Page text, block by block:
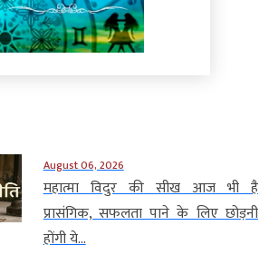
August 06, 2026
महात्मा विदुर की सीख आज भी है
प्रासंगिक, सफलता पाने के लिए छोड़नी
होंगी ये...